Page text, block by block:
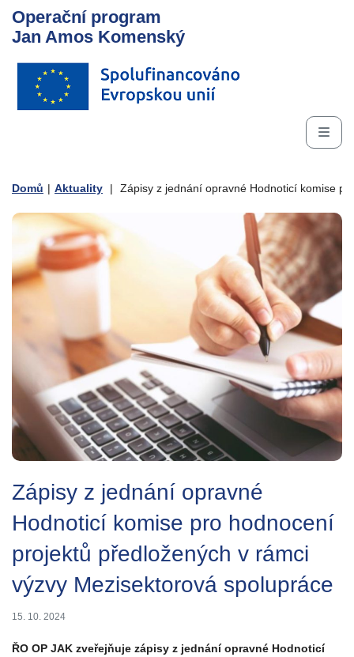
Operační program
Jan Amos Komenský
Domů | Aktuality | Zápisy z jednání opravné Hodnoticí komise
Zápisy z jednání opravné
Hodnoticí komise pro hodnocení
projektů předložených v rámci
výzvy Mezisektorová spolupráce
15. 10. 2024
ŘO OP JAK zveřejňuje zápisy z jednání opravné Hodnoticí